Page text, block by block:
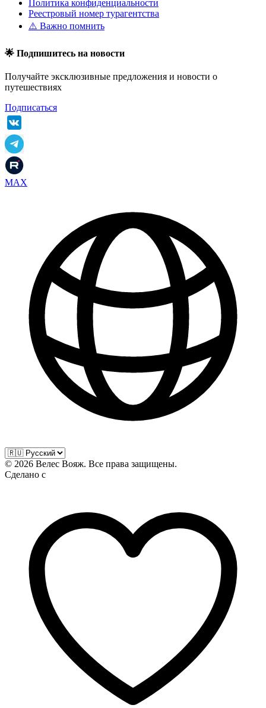
Политика конфиденциальности
Реестровый номер турагентства
⚠️ Важно помнить
🌟 Подпишитесь на новости
Получайте эксклюзивные предложения и новости о
путешествиях
Подписаться
MAX
© 2026 Велес Вояж. Все права защищены.
Сделано с